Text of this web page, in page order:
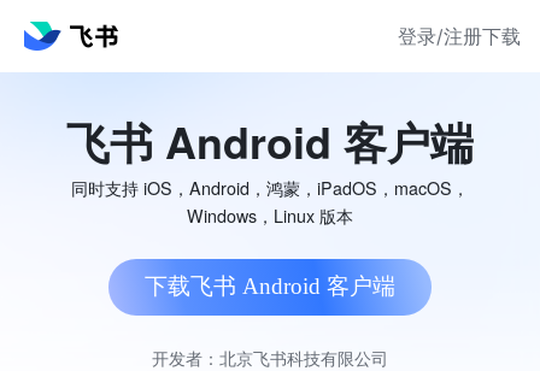
登录/注册下载
飞书 Android 客户端
同时支持 iOS，Android，鸿蒙，iPadOS，macOS，
Windows，Linux 版本
下载飞书 Android 客户端
开发者：北京飞书科技有限公司